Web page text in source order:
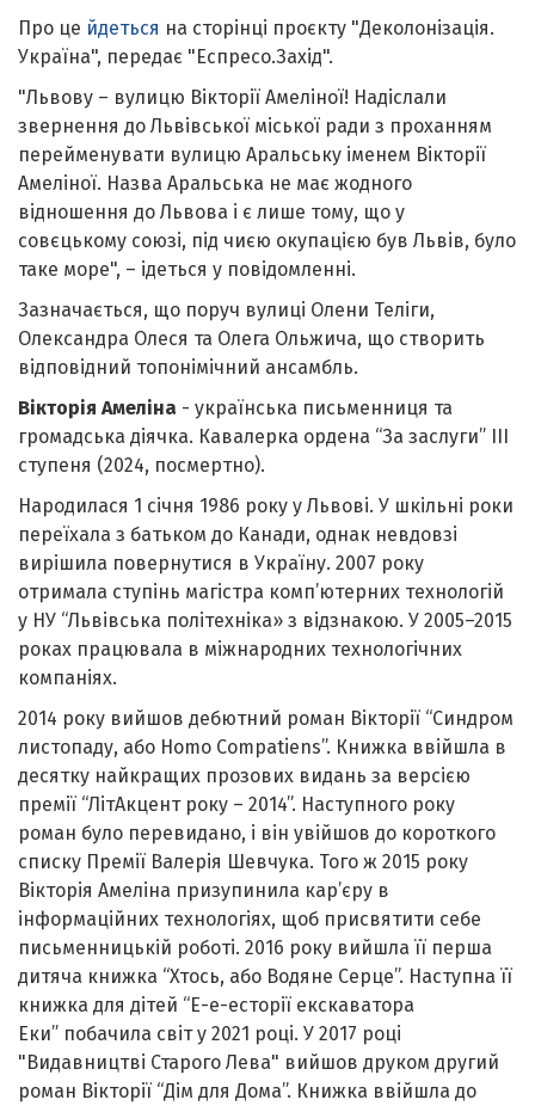
Про це йдеться на сторінці проєкту "Деколонізація.
Україна", передає "Еспресо.Захід".
"Львову – вулицю Вікторії Амеліної! Надіслали
звернення до Львівської міської ради з проханням
перейменувати вулицю Аральську іменем Вікторії
Амеліної. Назва Аральська не має жодного
відношення до Львова і є лише тому, що у
совєцькому союзі, під чиєю окупацією був Львів, було
таке море", – ідеться у повідомленні.
Зазначається, що поруч вулиці Олени Теліги,
Олександра Олеся та Олега Ольжича, що створить
відповідний топонімічний ансамбль.
Вікторія Амеліна - українська письменниця та
громадська діячка. Кавалерка ордена “За заслуги” III
ступеня (2024, посмертно).
Народилася 1 січня 1986 року у Львові. У шкільні роки
переїхала з батьком до Канади, однак невдовзі
вирішила повернутися в Україну. 2007 року
отримала ступінь магістра комп’ютерних технологій
у НУ “Львівська політехніка» з відзнакою. У 2005–2015
роках працювала в міжнародних технологічних
компаніях.
2014 року вийшов дебютний роман Вікторії “Синдром
листопаду, або Homo Compatiens”. Книжка ввійшла в
десятку найкращих прозових видань за версією
премії “ЛітАкцент року – 2014”. Наступного року
роман було перевидано, і він увійшов до короткого
списку Премії Валерія Шевчука. Того ж 2015 року
Вікторія Амеліна призупинила кар’єру в
інформаційних технологіях, щоб присвятити себе
письменницькій роботі. 2016 року вийшла її перша
дитяча книжка “Хтось, або Водяне Серце”. Наступна її
книжка для дітей “Е-е-есторії екскаватора
Еки” побачила світ у 2021 році. У 2017 році
"Видавництві Старого Лева" вийшов друком другий
роман Вікторії “Дім для Дома”. Книжка ввійшла до